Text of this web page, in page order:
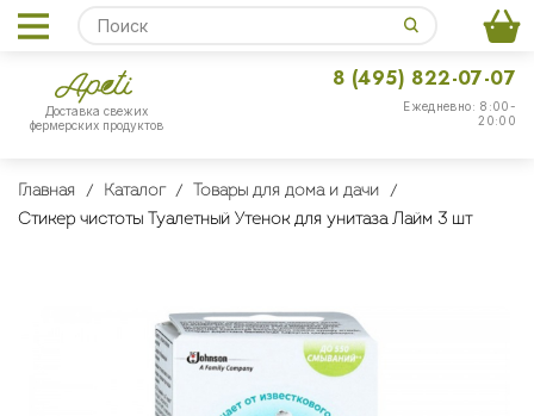
Доставка свежих
фермерских продуктов
Ежедневно: 8:00-
20:00
8 (495) 822-07-07
Главная Каталог
Товары для дома и дачи
Стикер чистоты Туалетный Утенок для унитаза Лайм 3 шт